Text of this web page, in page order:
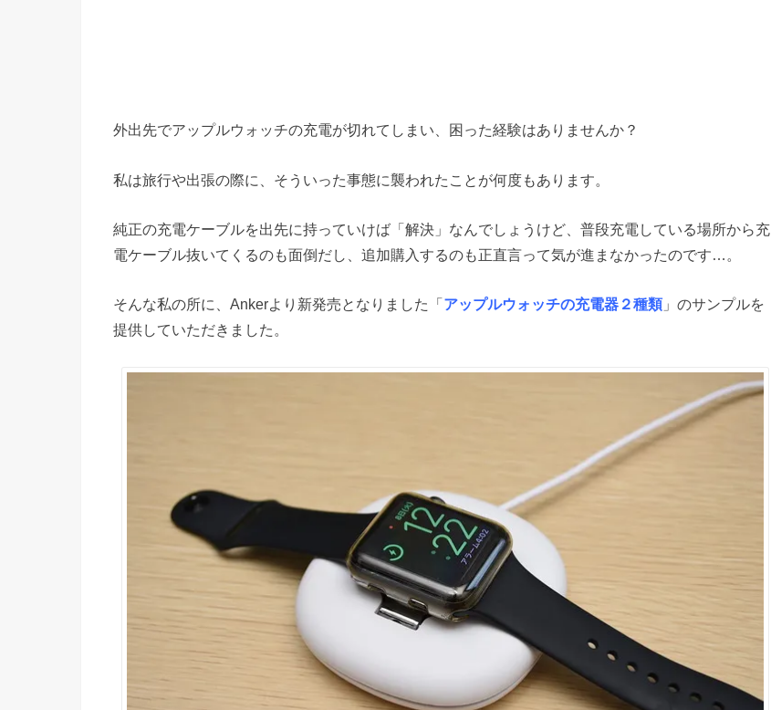
外出先でアップルウォッチの充電が切れてしまい、困った経験はありませんか？
私は旅行や出張の際に、そういった事態に襲われたことが何度もあります。
純正の充電ケーブルを出先に持っていけば「解決」なんでしょうけど、普段充電している場所から充
電ケーブル抜いてくるのも面倒だし、追加購入するのも正直言って気が進まなかったのです…。
そんな私の所に、Ankerより新発売となりました「アップルウォッチの充電器２種類」のサンプルを
提供していただきました。